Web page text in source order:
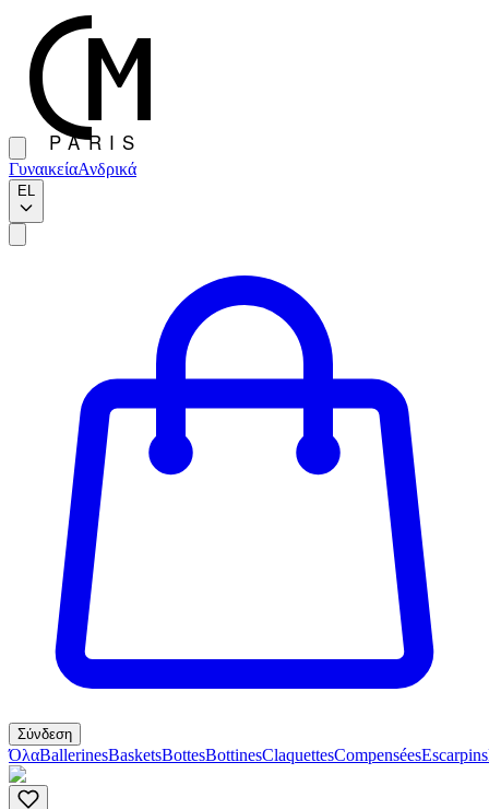
ΓυναικείαΑνδρικά
EL
Σύνδεση
ΌλαBallerinesBasketsBottesBottinesClaquettesCompenséesEscarpins